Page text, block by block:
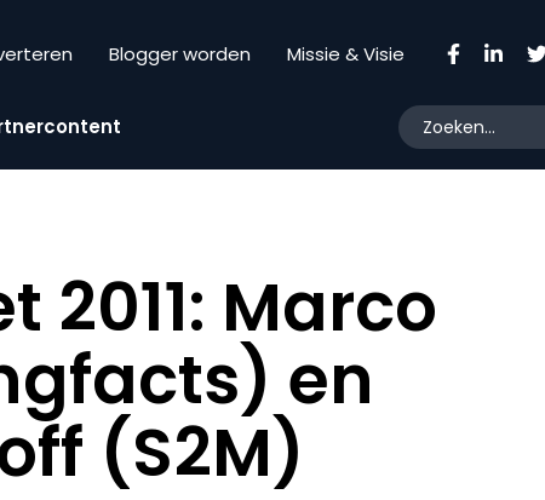
Blogger worden Missie & Visie
2011: Marco
en
(S2M)